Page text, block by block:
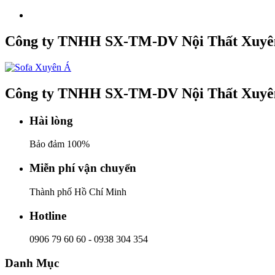
Công ty TNHH SX-TM-DV Nội Thất
Công ty TNHH SX-TM-DV Nội Thất
Hài lòng
Bảo đảm 100%
Miễn phí vận chuyển
Thành phố Hồ Chí Minh
Hotline
0906 79 60 60 - 0938 304 354
Danh Mục